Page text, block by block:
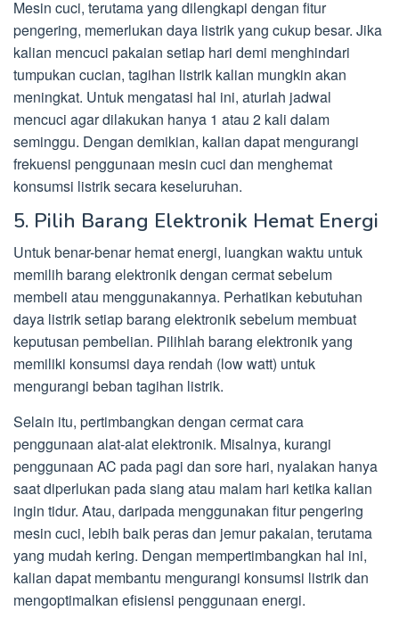
Mesin cuci, terutama yang dilengkapi dengan fitur
pengering, memerlukan daya listrik yang cukup besar. Jika
kalian mencuci pakaian setiap hari demi menghindari
tumpukan cucian, tagihan listrik kalian mungkin akan
meningkat. Untuk mengatasi hal ini, aturlah jadwal
mencuci agar dilakukan hanya 1 atau 2 kali dalam
seminggu. Dengan demikian, kalian dapat mengurangi
frekuensi penggunaan mesin cuci dan menghemat
konsumsi listrik secara keseluruhan.
5. Pilih Barang Elektronik Hemat Energi
Untuk benar-benar hemat energi, luangkan waktu untuk
memilih barang elektronik dengan cermat sebelum
membeli atau menggunakannya. Perhatikan kebutuhan
daya listrik setiap barang elektronik sebelum membuat
keputusan pembelian. Pilihlah barang elektronik yang
memiliki konsumsi daya rendah (low watt) untuk
mengurangi beban tagihan listrik.
Selain itu, pertimbangkan dengan cermat cara
penggunaan alat-alat elektronik. Misalnya, kurangi
penggunaan AC pada pagi dan sore hari, nyalakan hanya
saat diperlukan pada siang atau malam hari ketika kalian
ingin tidur. Atau, daripada menggunakan fitur pengering
mesin cuci, lebih baik peras dan jemur pakaian, terutama
yang mudah kering. Dengan mempertimbangkan hal ini,
kalian dapat membantu mengurangi konsumsi listrik dan
mengoptimalkan efisiensi penggunaan energi.